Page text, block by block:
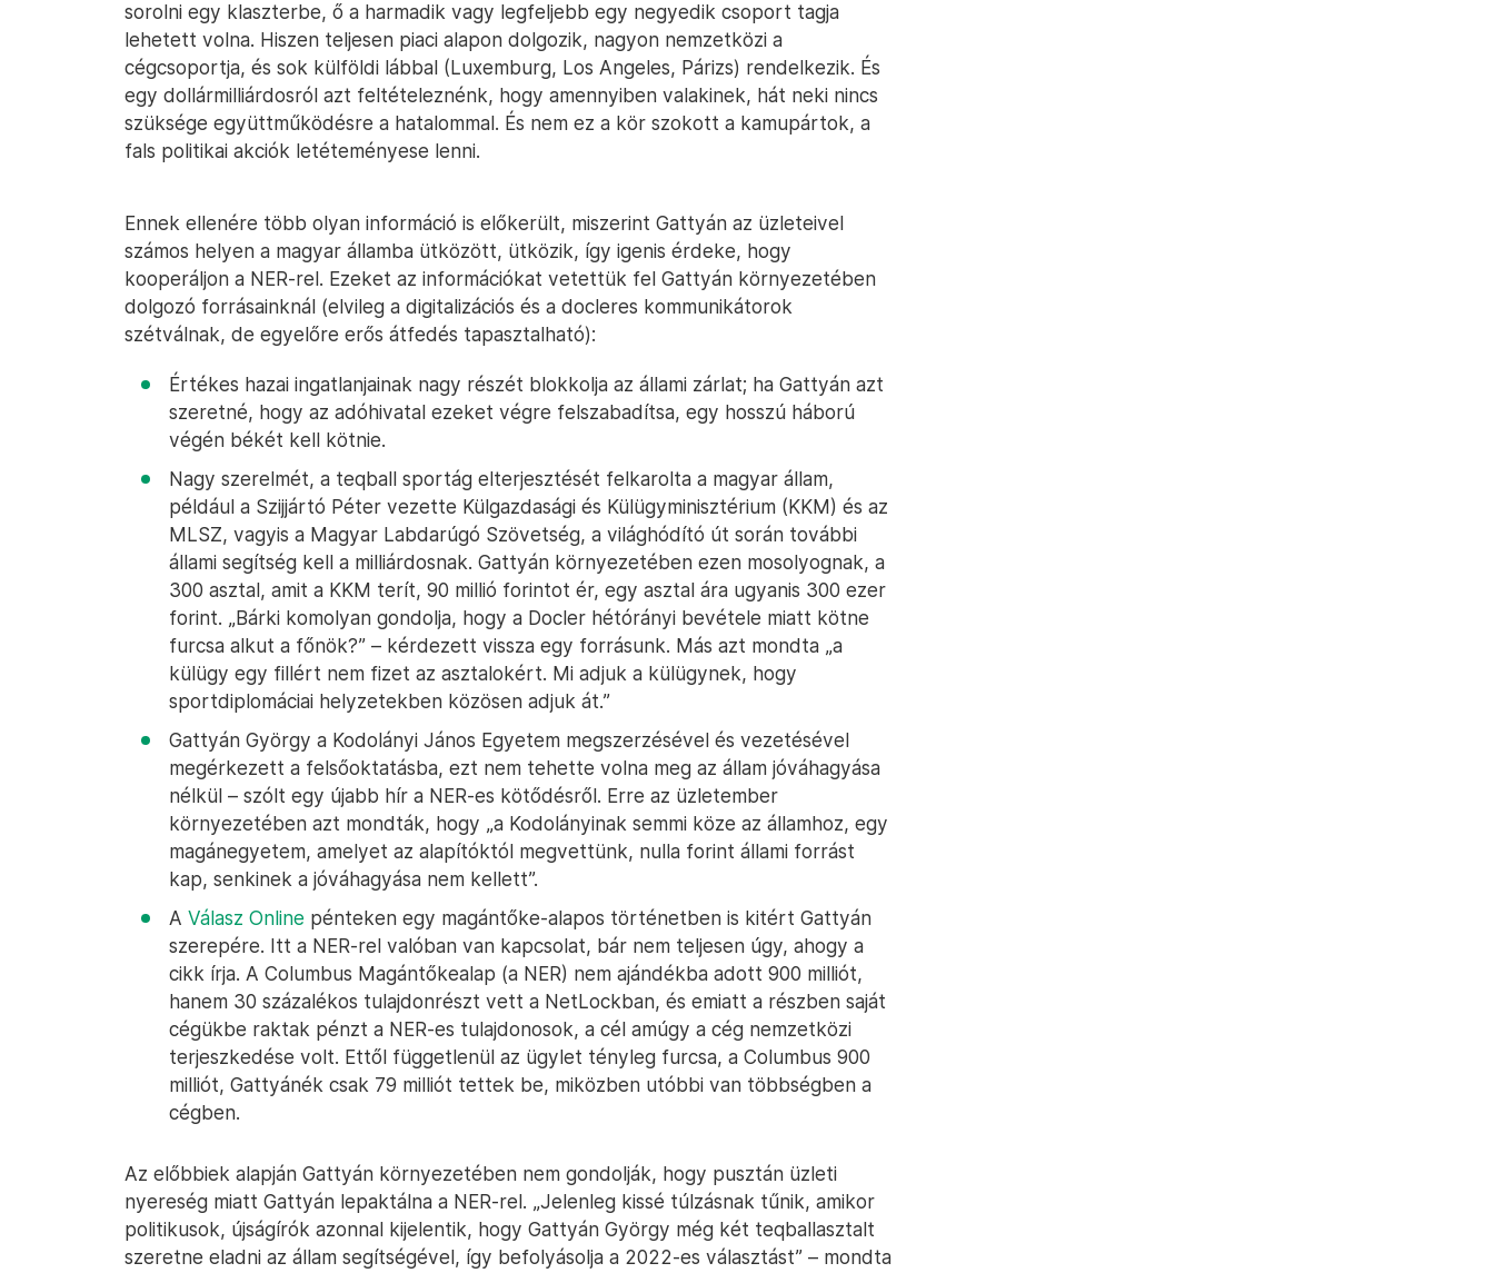
sorolni egy klaszterbe, ő a harmadik vagy legfeljebb egy negyedik csoport tagja
lehetett volna. Hiszen teljesen piaci alapon dolgozik, nagyon nemzetközi a
cégcsoportja, és sok külföldi lábbal (Luxemburg, Los Angeles, Párizs) rendelkezik. És
egy dollármilliárdosról azt feltételeznénk, hogy amennyiben valakinek, hát neki nincs
szüksége együttműködésre a hatalommal. És nem ez a kör szokott a kamupártok, a
fals politikai akciók letéteményese lenni.
Ennek ellenére több olyan információ is előkerült, miszerint Gattyán az üzleteivel
számos helyen a magyar államba ütközött, ütközik, így igenis érdeke, hogy
kooperáljon a NER-rel. Ezeket az információkat vetettük fel Gattyán környezetében
dolgozó forrásainknál (elvileg a digitalizációs és a docleres kommunikátorok
szétválnak, de egyelőre erős átfedés tapasztalható):
Értékes hazai ingatlanjainak nagy részét blokkolja az állami zárlat; ha Gattyán azt
szeretné, hogy az adóhivatal ezeket végre felszabadítsa, egy hosszú háború
végén békét kell kötnie.
Nagy szerelmét, a teqball sportág elterjesztését felkarolta a magyar állam,
például a Szijjártó Péter vezette Külgazdasági és Külügyminisztérium (KKM) és az
MLSZ, vagyis a Magyar Labdarúgó Szövetség, a világhódító út során további
állami segítség kell a milliárdosnak. Gattyán környezetében ezen mosolyognak, a
300 asztal, amit a KKM terít, 90 millió forintot ér, egy asztal ára ugyanis 300 ezer
forint. „Bárki komolyan gondolja, hogy a Docler hétórányi bevétele miatt kötne
furcsa alkut a főnök?” – kérdezett vissza egy forrásunk. Más azt mondta „a
külügy egy fillért nem fizet az asztalokért. Mi adjuk a külügynek, hogy
sportdiplomáciai helyzetekben közösen adjuk át.”
Gattyán György a Kodolányi János Egyetem megszerzésével és vezetésével
megérkezett a felsőoktatásba, ezt nem tehette volna meg az állam jóváhagyása
nélkül – szólt egy újabb hír a NER-es kötődésről. Erre az üzletember
környezetében azt mondták, hogy „a Kodolányinak semmi köze az államhoz, egy
magánegyetem, amelyet az alapítóktól megvettünk, nulla forint állami forrást
kap, senkinek a jóváhagyása nem kellett”.
A Válasz Online pénteken egy magántőke-alapos történetben is kitért Gattyán
szerepére. Itt a NER-rel valóban van kapcsolat, bár nem teljesen úgy, ahogy a
cikk írja. A Columbus Magántőkealap (a NER) nem ajándékba adott 900 milliót,
hanem 30 százalékos tulajdonrészt vett a NetLockban, és emiatt a részben saját
cégükbe raktak pénzt a NER-es tulajdonosok, a cél amúgy a cég nemzetközi
terjeszkedése volt. Ettől függetlenül az ügylet tényleg furcsa, a Columbus 900
milliót, Gattyánék csak 79 milliót tettek be, miközben utóbbi van többségben a
cégben.
Az előbbiek alapján Gattyán környezetében nem gondolják, hogy pusztán üzleti
nyereség miatt Gattyán lepaktálna a NER-rel. „Jelenleg kissé túlzásnak tűnik, amikor
politikusok, újságírók azonnal kijelentik, hogy Gattyán György még két teqballasztalt
szeretne eladni az állam segítségével, így befolyásolja a 2022-es választást” – mondta